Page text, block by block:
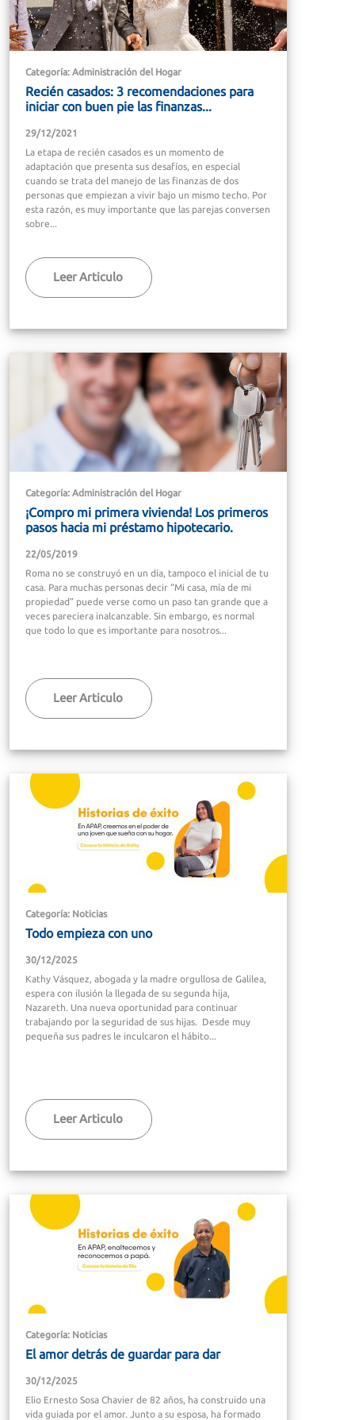
Categoría: Administración del Hogar
Recién casados: 3 recomendaciones para
iniciar con buen pie las finanzas...
29/12/2021
La etapa de recién casados es un momento de
adaptación que presenta sus desafíos, en especial
cuando se trata del manejo de las finanzas de dos
personas que empiezan a vivir bajo un mismo techo. Por
esta razón, es muy importante que las parejas conversen
sobre...
Leer Articulo
Categoría: Administración del Hogar
¡Compro mi primera vivienda! Los primeros
pasos hacia mi préstamo hipotecario.
22/05/2019
Roma no se construyó en un día, tampoco el inicial de tu
casa. Para muchas personas decir “Mi casa, mía de mi
propiedad” puede verse como un paso tan grande que a
veces pareciera inalcanzable. Sin embargo, es normal
que todo lo que es importante para nosotros...
Leer Articulo
Categoría: Noticias
Todo empieza con uno
30/12/2025
Kathy Vásquez, abogada y la madre orgullosa de Galilea,
espera con ilusión la llegada de su segunda hija,
Nazareth. Una nueva oportunidad para continuar
trabajando por la seguridad de sus hijas. Desde muy
pequeña sus padres le inculcaron el hábito...
Leer Articulo
Categoría: Noticias
El amor detrás de guardar para dar
30/12/2025
Elio Ernesto Sosa Chavier de 82 años, ha construido una
vida guiada por el amor. Junto a su esposa, ha formado